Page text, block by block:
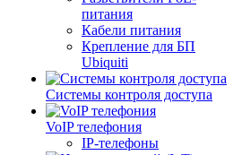
питания
Кабели питания
Крепление для БП
Ubiquiti
Системы контроля доступа
VoIP телефония
IP-телефоны